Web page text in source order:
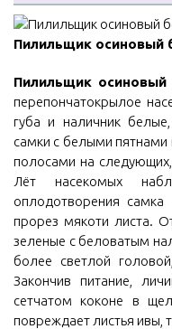
Пилильщик осиновый
Пилильщик
перепончатокрылое
губа и наличник
самки с белыми пятнами
полосами на
Лёт насекомых
оплодотворения
прорез мякоти листа.
зеленые с беловатым
более светлой
Закончив питание,
сетчатом коконе в
повреждает листья ивы,